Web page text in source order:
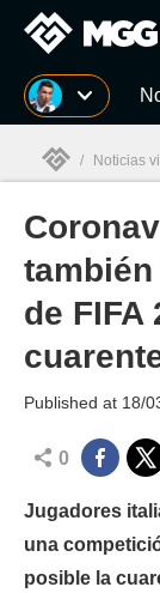
MGG
MGG
/ Noticias
de FIFA
Published at 18/
0
Jugadores
una
posible la